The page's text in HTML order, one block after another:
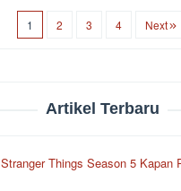
1 2 3 4 Next
Artikel Terbaru
Stranger Things Season 5 Kapan